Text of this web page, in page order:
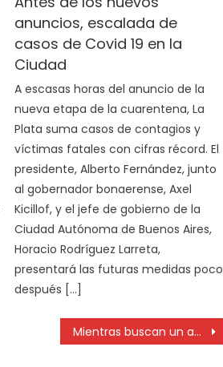
anuncios, escalada de
casos de Covid 19 en la
Ciudad
A escasas horas del anuncio de la
nueva etapa de la cuarentena, La
Plata suma casos de contagios y
víctimas fatales con cifras récord. El
presidente, Alberto Fernández, junto
al gobernador bonaerense, Axel
Kicillof, y el jefe de gobierno de la
Ciudad Autónoma de Buenos Aires,
Horacio Rodríguez Larreta,
presentará las futuras medidas poco
después […]
Mientras buscan un acuerdo con IOMA, médicos tienen cruces con la Defensoría del Pueblo